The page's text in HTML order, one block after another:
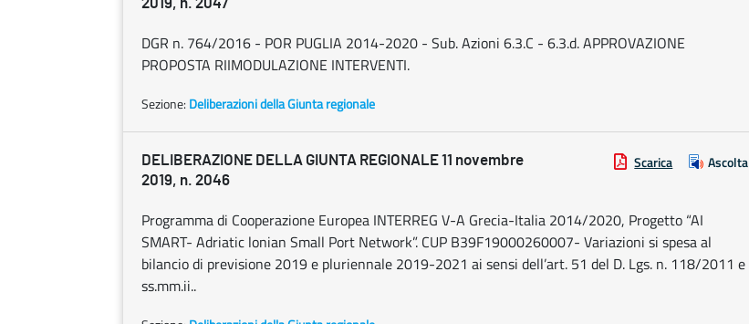
2019, n. 2047
DGR n. 764/2016 - POR PUGLIA 2014-2020 - Sub. Azioni 6.3.C - 6.3.d. APPROVAZIONE
PROPOSTA RIIMODULAZIONE INTERVENTI.
Sezione: Deliberazioni della Giunta regionale
DELIBERAZIONE DELLA GIUNTA REGIONALE 11 novembre
2019, n. 2046
Scarica Ascolta
Programma di Cooperazione Europea INTERREG V-A Grecia-Italia 2014/2020, Progetto “AI
SMART- Adriatic lonian Small Port Network”. CUP B39F19000260007- Variazioni si spesa al
bilancio di previsione 2019 e pluriennale 2019-2021 ai sensi dell’art. 51 del D. Lgs. n. 118/2011 e
ss.mm.ii..